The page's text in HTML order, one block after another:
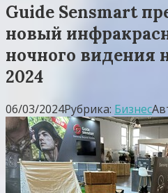
Guide Sensmart
новый
ночного видения
2024
06/03/2024Рубрика: Бизнес